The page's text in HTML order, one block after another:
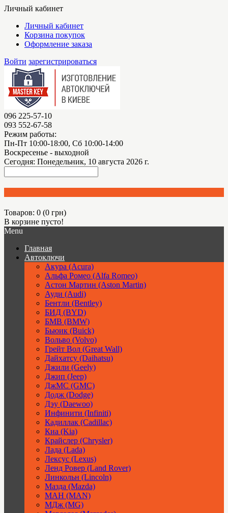
Личный кабинет
Личный кабинет
Корзина покупок
Оформление заказа
Войти зарегистрироваться
096 225-57-10
093 552-67-58
Режим работы:
Пн-Пт 10:00-18:00, Сб 10:00-14:00
Воскресенье - выходной
Сегодня: Понедельник, 10 августа 2026 г.
Товаров: 0 (0 грн)
В корзине пусто!
Menu
Главная
Автоключи
Акура (Acura)
Альфа Ромео (Alfa Romeo)
Астон Мартин (Aston Martin)
Ауди (Audi)
Бентли (Bentley)
БИД (BYD)
БМВ (BMW)
Бьюик (Buick)
Вольво (Volvo)
Грейт Вол (Great Wall)
Дайхатсу (Daihatsu)
Джили (Geely)
Джип (Jeep)
ДжМС (GMC)
Додж (Dodge)
Дэу (Daewoo)
Инфинити (Infiniti)
Кадиллак (Cadillac)
Киа (Kia)
Крайслер (Chrysler)
Лада (Lada)
Лексус (Lexus)
Ленд Ровер (Land Rover)
Линкольн (Lincoln)
Мазда (Mazda)
МАН (MAN)
МДж (MG)